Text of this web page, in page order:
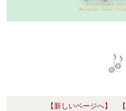
【新しいページへ】